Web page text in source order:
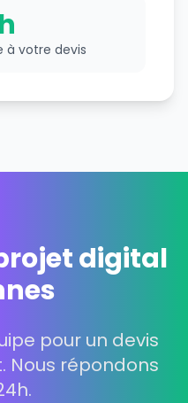
à votre devis
digital
pour un devis
Nous répondons